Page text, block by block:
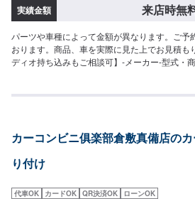
実績金額 来店時無
パーツや車種によって金額が異なります。ご予
おります。商品、車を実際に見た上でお見積も
ディオ持ち込みもご相談可】-メーカー-型式・
ください】オーディオの取り外し希望の際もセ
カーコンビニ俱楽部倉敷真備店の
り付け
代車OK カードOK QR決済OK ローンOK